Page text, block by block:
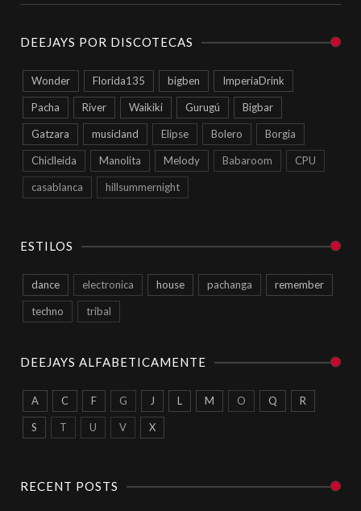
DEEJAYS POR DISCOTECAS
Wonder Florida135 bigben ImperiaDrink
Pacha River Waikiki Gurugú Bigbar
Gatzara musicland Elipse Bolero Borgia
Chiclleida Manolita Melody Babaroom CPU
casablanca hillsummernight
ESTILOS
dance electronica house pachanga remember
techno tribal
DEEJAYS ALFABETICAMENTE
A C F G J L M O Q R
S T U V X
RECENT POSTS